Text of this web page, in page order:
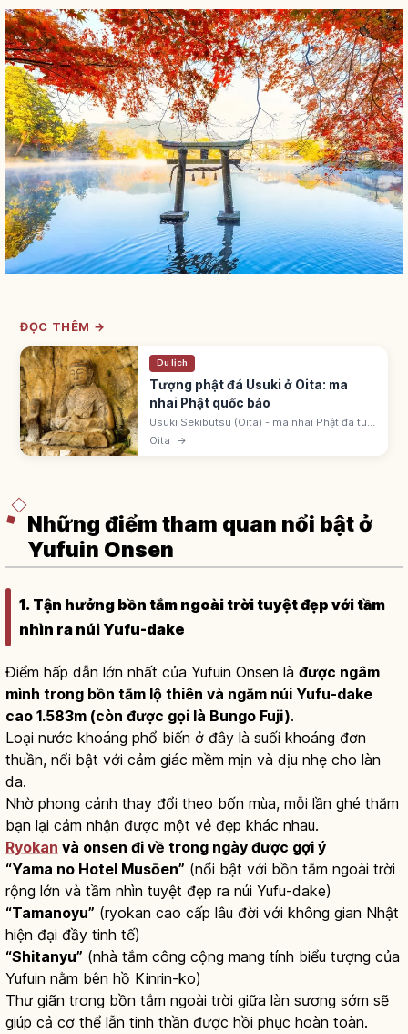
ĐỌC THÊM →
Du lịch
Tượng phật đá Usuki ở Oita: ma
nhai Phật quốc bảo
Usuki Sekibutsu (Oita) - ma nhai Phật đá tuf,
Quốc bảo, cuối Heian-Kamakura. Furuzono
Oita →
Những điểm tham quan nổi bật ở
Yufuin Onsen
1. Tận hưởng bồn tắm ngoài trời tuyệt đẹp với tầm
nhìn ra núi Yufu-dake
Điểm hấp dẫn lớn nhất của Yufuin Onsen là được ngâm
mình trong bồn tắm lộ thiên và ngắm núi Yufu-dake
cao 1.583m (còn được gọi là Bungo Fuji).
Loại nước khoáng phổ biến ở đây là suối khoáng đơn
thuần, nổi bật với cảm giác mềm mịn và dịu nhẹ cho làn
da.
Nhờ phong cảnh thay đổi theo bốn mùa, mỗi lần ghé thăm
bạn lại cảm nhận được một vẻ đẹp khác nhau.
Ryokan và onsen đi về trong ngày được gợi ý
“Yama no Hotel Musōen” (nổi bật với bồn tắm ngoài trời
rộng lớn và tầm nhìn tuyệt đẹp ra núi Yufu-dake)
“Tamanoyu” (ryokan cao cấp lâu đời với không gian Nhật
hiện đại đầy tinh tế)
“Shitanyu” (nhà tắm công cộng mang tính biểu tượng của
Yufuin nằm bên hồ Kinrin-ko)
Thư giãn trong bồn tắm ngoài trời giữa làn sương sớm sẽ
giúp cả cơ thể lẫn tinh thần được hồi phục hoàn toàn.